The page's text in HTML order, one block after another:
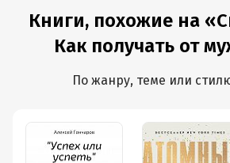
Книги, похожие на
Как получать от
По жанру, теме или